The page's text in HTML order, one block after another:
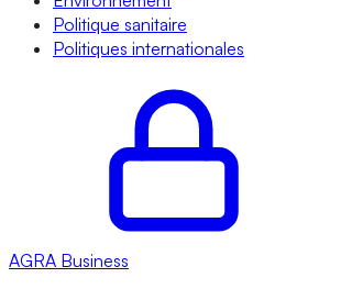
Politique sanitaire
Politiques internationales
AGRA Business